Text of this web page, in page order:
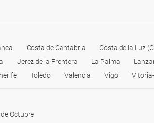
Costa de Cantabria Costa de la Luz
Jerez de la Frontera La Palma
Toledo Valencia Vigo
Octubre